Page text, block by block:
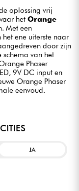
oplossing vrij
het Orange
Met een
ene uiterste naar
door zijn
van het
Phaser
9V DC input en
Orange Phaser
eenvoud.
JA